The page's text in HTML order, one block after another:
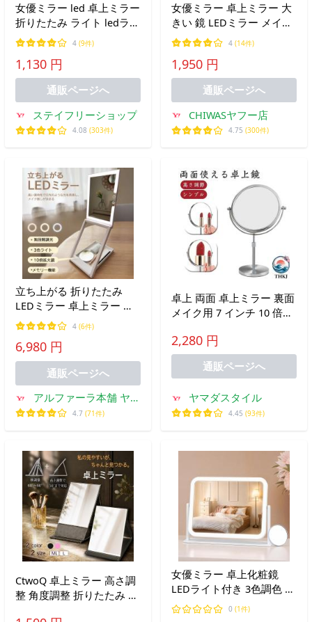
女優ミラー led 卓上ミラー
折りたたみ ライト ledライ
ト付き おしゃれ 鏡 卓上
充電式 軽量 化粧 メイク
持ち運び
4 (9件)
1,130 円
通販ページへ
ステイフリーショップ
4.08 (303件)
女優ミラー 卓上ミラー 大
きい 鏡 LEDミラー メイク
卓上 3色調光 角度調整
USB充電式 選べる4色 おし
ゃれ
4 (14件)
1,950 円
通販ページへ
CHIWASヤフー店
4.75 (300件)
立ち上がる 折りたたみ
LEDミラー 卓上ミラー 女
優 ミラー ライト付き 10倍
拡大鏡 化粧鏡 LEDライト
卓上 メイク用ミラー ハリ
ウッド ライブ配信
4 (6件)
6,980 円
通販ページへ
アルファーラ本舗 ヤフ
ー店
4.7 (71件)
卓上 両面 卓上ミラー 裏面
メイク用 7 インチ 10 倍拡
ドミラー ショップ 両面鏡
高さ 8 インチ 卓上鏡 メイ
2,280 円
通販ページへ
ヤマダスタイル
4.45 (93件)
CtwoQ 卓上ミラー 高さ調
整 角度調整 折りたたみ 鏡
女優ミラー 卓上化粧鏡
LEDライト付き 3色調色 無
段階調光 10倍拡大鏡付き
360°回転 ハリウッドミラ
0 (1件)